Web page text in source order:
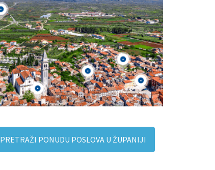
PRETRAŽI PONUDU POSLOVA U ŽUPANIJI